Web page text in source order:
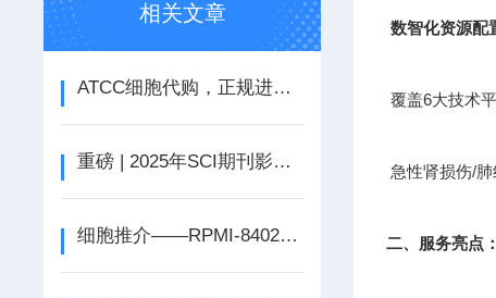
相关文章
ATCC细胞代购，正规进口售后无忧
重磅 | 2025年SCI期刊影响因子正式公布
细胞推介——RPMI-8402人急性T淋巴细胞白血病细胞
数智化资源配
覆盖6大技术
急性肾损伤/
二、服务亮点